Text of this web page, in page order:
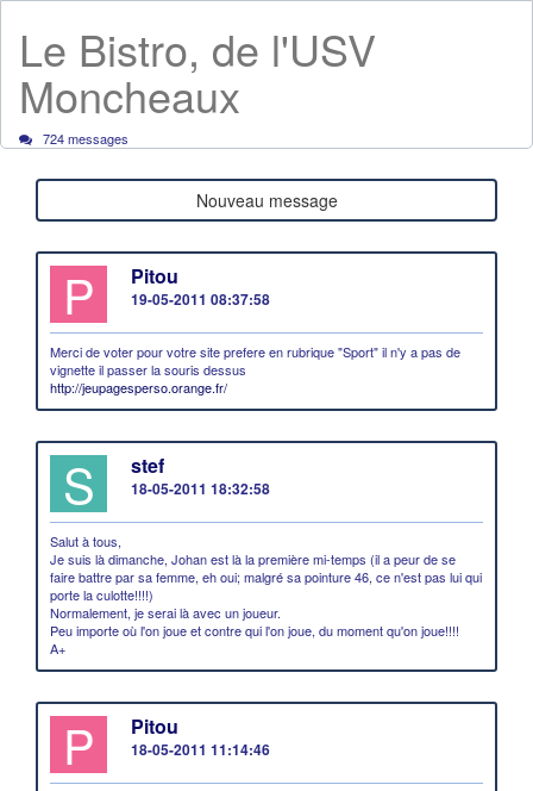
Le Bistro, de l'USV
Moncheaux
724 messages
Nouveau message
P Pitou
19-05-2011 08:37:58
Merci de voter pour votre site prefere en rubrique "Sport" il n'y a pas de
vignette il passer la souris dessus
http://jeupagesperso.orange.fr/
S stef
18-05-2011 18:32:58
Salut à tous,
Je suis là dimanche, Johan est là la première mi-temps (il a peur de se
faire battre par sa femme, eh oui; malgré sa pointure 46, ce n'est pas lui qui
porte la culotte!!!!)
Normalement, je serai là avec un joueur.
Peu importe où l'on joue et contre qui l'on joue, du moment qu'on joue!!!!
A+
P Pitou
18-05-2011 11:14:46